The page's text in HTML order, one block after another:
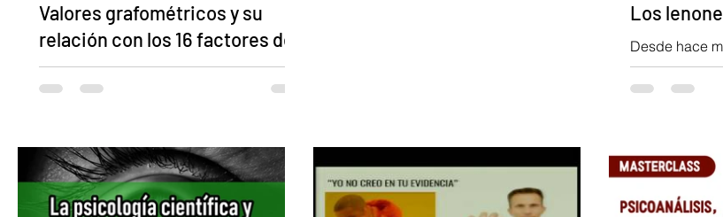
Valores grafométricos y su
relación con los 16 factores de
la personalidad
Salud,...
Los
Desde hace
escribir de
situación que